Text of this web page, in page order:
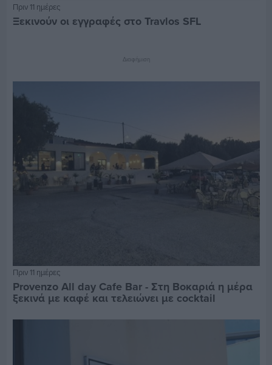
Πριν 11 ημέρες
Ξεκινούν οι εγγραφές στο Travlos SFL
Διαφήμιση
Πριν 11 ημέρες
Provenzo All day Cafe Bar - Στη Βοκαριά η μέρα
ξεκινά με καφέ και τελειώνει με cocktail